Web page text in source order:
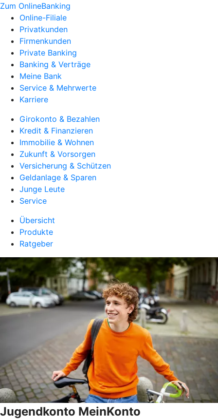
Zum OnlineBanking
Online-Filiale
Privatkunden
Firmenkunden
Private Banking
Banking & Verträge
Meine Bank
Service & Mehrwerte
Karriere
Girokonto & Bezahlen
Kredit & Finanzieren
Immobilie & Wohnen
Zukunft & Vorsorgen
Versicherung & Schützen
Geldanlage & Sparen
Junge Leute
Service
Übersicht
Produkte
Ratgeber
Jugendkonto MeinKonto